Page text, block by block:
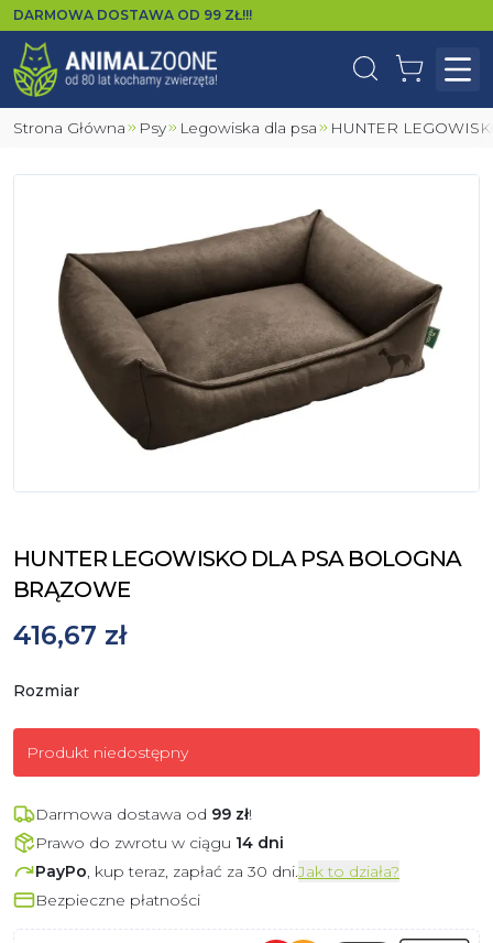
DARMOWA DOSTAWA OD 99 ZŁ!!!
WyszukajKoszyk
Strona Główna Psy Legowiska dla psa HUNTER
HUNTER LEGOWISKO DLA PSA BOLOGNA
BRĄZOWE
416,67 zł
Rozmiar
Produkt niedostępny
Darmowa dostawa od 99 zł!
Prawo do zwrotu w ciągu 14 dni
PayPo, kup teraz, zapłać za 30 dni.Jak to działa?
Bezpieczne płatności